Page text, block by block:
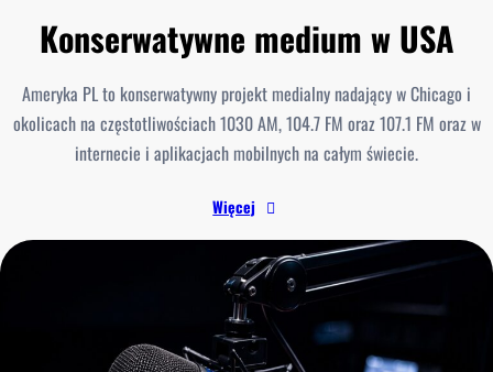
Konserwatywne medium w USA
Ameryka PL to konserwatywny projekt medialny nadający w Chicago i
okolicach na częstotliwościach 1030 AM, 104.7 FM oraz 107.1 FM oraz w
internecie i aplikacjach mobilnych na całym świecie.
Więcej